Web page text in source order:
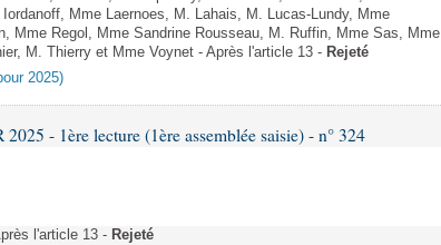
Mme Laernoes, M. Lahais, M. Lucas-Lundy, Mme
Mme Regol, Mme Sandrine Rousseau, M. Ruffin, Mme Sas, Mme
M. Thierry et Mme Voynet - Après l'article 13 - Rejeté
2025)
- 1ère lecture (1ère assemblée saisie) - n° 324
l'article 13 - Rejeté